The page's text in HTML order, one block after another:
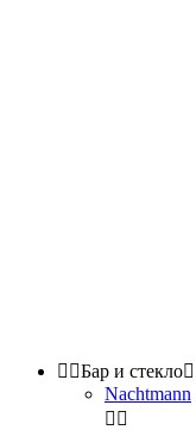
 Бар и стекло
Nachtmann
 